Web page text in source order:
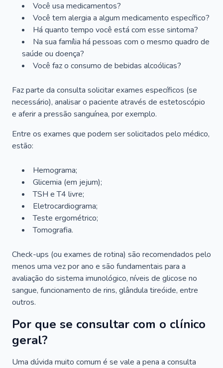
Você usa medicamentos?
Você tem alergia a algum medicamento específico?
Há quanto tempo você está com esse sintoma?
Na sua família há pessoas com o mesmo quadro de
saúde ou doença?
Você faz o consumo de bebidas alcoólicas?
Faz parte da consulta solicitar exames específicos (se
necessário), analisar o paciente através de estetoscópio
e aferir a pressão sanguínea, por exemplo.
Entre os exames que podem ser solicitados pelo médico,
estão:
Hemograma;
Glicemia (em jejum);
TSH e T4 livre;
Eletrocardiograma;
Teste ergométrico;
Tomografia.
Check-ups (ou exames de rotina) são recomendados pelo
menos uma vez por ano e são fundamentais para a
avaliação do sistema imunológico, níveis de glicose no
sangue, funcionamento de rins, glândula tireóide, entre
outros.
Por que se consultar com o clínico
geral?
Uma dúvida muito comum é se vale a pena a consulta